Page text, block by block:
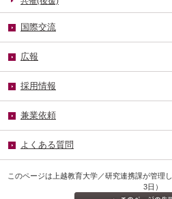
国際交流
広報
採用情報
兼業依頼
よくある質問
このページは上越教育大学／研究連携課が管理
3日）